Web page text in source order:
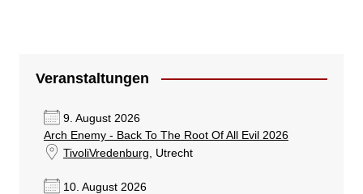
Veranstaltungen
9. August 2026
Arch Enemy - Back To The Root Of All Evil 2026
TivoliVredenburg , Utrecht
10. August 2026